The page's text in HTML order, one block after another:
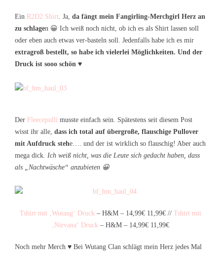
Ein R2D2 Shirt. Ja, da fängt mein Fangirling-Merchgirl Herz an
zu schlagen 😀 Ich weiß noch nicht, ob ich es als Shirt lassen soll
oder eben auch etwas ver-basteln soll. Jedenfalls habe ich es mir
extragroß bestellt, so habe ich vielerlei Möglichkeiten. Und der
Druck ist sooo schön ♥
Der Fleecepulli musste einfach sein. Spätestens seit diesem Post
wisst ihr alle, dass ich total auf übergroße, flauschige Pullover
mit Aufdruck stehe…. und der ist wirklich so flauschig! Aber auch
mega dick. Ich weiß nicht, was die Leute sich gedacht haben, dass
als „Nachtwäsche“ anzubieten 😀
Tshirt mit ‚Wutang‘ Druck – H&M – 14,99€ 11,99€ // Tshirt mit
‚Nirvana‘ Druck – H&M – 14,99€ 11,99€
Noch mehr Merch ♥ Bei Wutang Clan schlägt mein Herz jedes Mal